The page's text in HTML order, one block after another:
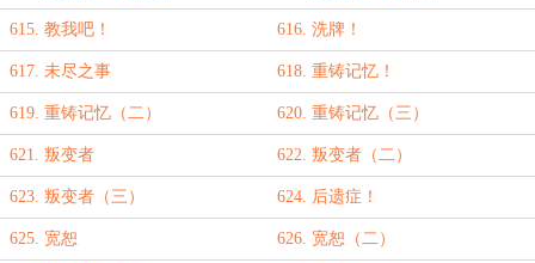
615. 教我吧！ 616. 洗牌！
617. 未尽之事 618. 重铸记忆！
619. 重铸记忆（二） 620. 重铸记忆（三）
621. 叛变者 622. 叛变者（二）
623. 叛变者（三） 624. 后遗症！
625. 宽恕 626. 宽恕（二）